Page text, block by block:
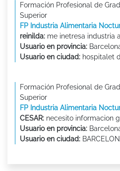
Formación Profesional de
Superior
FP Industria Alimentaria
reinilda: me inetresa industria
Usuario en provincia:
Usuario en ciudad: hospitalet
Formación Profesional de
Superior
FP Industria Alimentaria
CESAR: necesito informacion
Usuario en provincia:
Usuario en ciudad: